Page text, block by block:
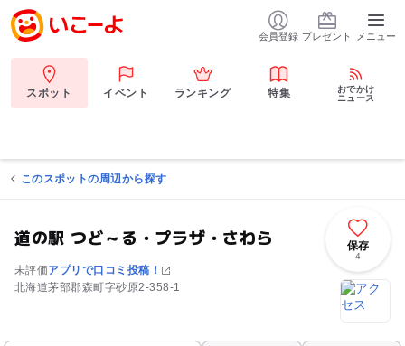
会員登録 プレゼント メニュー
スポット イベント ランキング 特集
おでかけ
ニュース
このスポットの周辺から探す
道の駅 つど～る・プラザ・さわら
未評価アプリで口コミ投稿！
北海道茅部郡森町字砂原2-358-1
保存
4